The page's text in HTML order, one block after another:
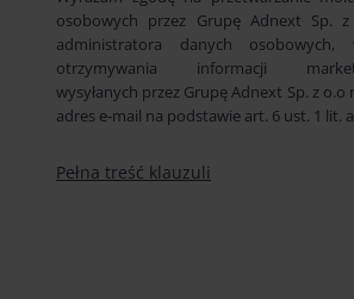
osobowych przez Grupę Adnext Sp.
administratora danych osobowych,
otrzymywania informacji
wysyłanych przez Grupę Adnext Sp. z o.o
adres e-mail na podstawie art. 6 ust. 1 lit.
Pełna treść klauzuli